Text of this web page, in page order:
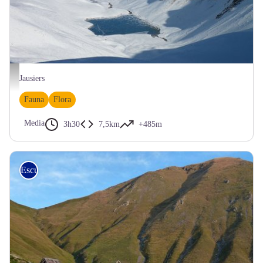
Les Terres Pleines (Jausiers), couverture neigeuse automnale - BRETON François
Jausiers
Fauna Flora
Media 3h30 7,5km +485m
Escursionismo